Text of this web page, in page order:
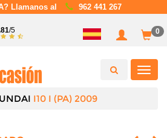
Llamanos al 962 441 267
/5 0
I10 I (PA) 2009